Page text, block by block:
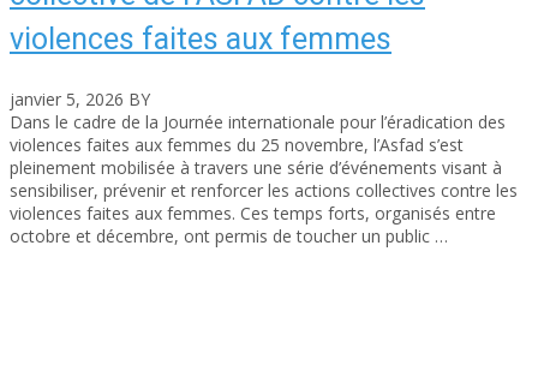
violences faites aux femmes
janvier 5, 2026 BY
Dans le cadre de la Journée internationale pour l’éradication des
violences faites aux femmes du 25 novembre, l’Asfad s’est
pleinement mobilisée à travers une série d’événements visant à
sensibiliser, prévenir et renforcer les actions collectives contre les
violences faites aux femmes. Ces temps forts, organisés entre
octobre et décembre, ont permis de toucher un public …